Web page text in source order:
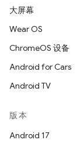
大屏幕
Wear OS
ChromeOS 设备
Android for Cars
Android TV
版本
Android 17